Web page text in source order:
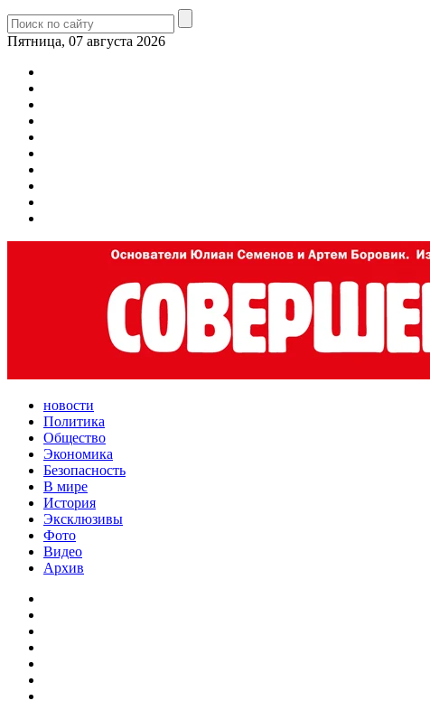
Пятница, 07 августа 2026
новости
Политика
Общество
Экономика
Безопасность
В мире
История
Эксклюзивы
Фото
Видео
Архив